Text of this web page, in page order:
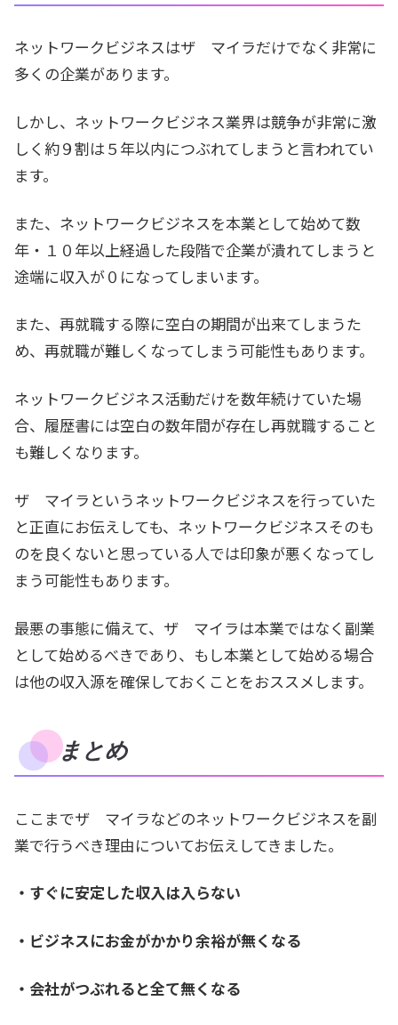
ネットワークビジネスはザ マイラだけでなく非常に
多くの企業があります。
しかし、ネットワークビジネス業界は競争が非常に激
しく約９割は５年以内につぶれてしまうと言われてい
ます。
また、ネットワークビジネスを本業として始めて数
年・１０年以上経過した段階で企業が潰れてしまうと
途端に収入が０になってしまいます。
また、再就職する際に空白の期間が出来てしまうた
め、再就職が難しくなってしまう可能性もあります。
ネットワークビジネス活動だけを数年続けていた場
合、履歴書には空白の数年間が存在し再就職すること
も難しくなります。
ザ マイラというネットワークビジネスを行っていた
と正直にお伝えしても、ネットワークビジネスそのも
のを良くないと思っている人では印象が悪くなってし
まう可能性もあります。
最悪の事態に備えて、ザ マイラは本業ではなく副業
として始めるべきであり、もし本業として始める場合
は他の収入源を確保しておくことをおススメします。
まとめ
ここまでザ マイラなどのネットワークビジネスを副
業で行うべき理由についてお伝えしてきました。
・すぐに安定した収入は入らない
・ビジネスにお金がかかり余裕が無くなる
・会社がつぶれると全て無くなる